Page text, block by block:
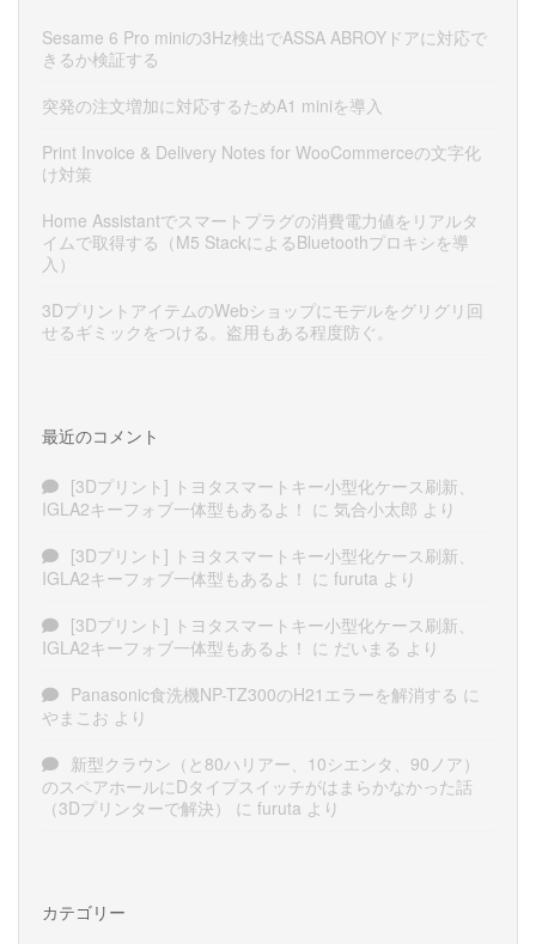
Sesame 6 Pro miniの3Hz検出でASSA ABROYドアに対応で
きるか検証する
突発の注文増加に対応するためA1 miniを導入
Print Invoice & Delivery Notes for WooCommerceの文字化
け対策
Home Assistantでスマートプラグの消費電力値をリアルタ
イムで取得する（M5 StackによるBluetoothプロキシを導
入）
3DプリントアイテムのWebショップにモデルをグリグリ回
せるギミックをつける。盗用もある程度防ぐ。
最近のコメント
[3Dプリント] トヨタスマートキー小型化ケース刷新、
IGLA2キーフォブ一体型もあるよ！ に 気合小太郎 より
[3Dプリント] トヨタスマートキー小型化ケース刷新、
IGLA2キーフォブ一体型もあるよ！ に furuta より
[3Dプリント] トヨタスマートキー小型化ケース刷新、
IGLA2キーフォブ一体型もあるよ！ に だいまる より
Panasonic食洗機NP-TZ300のH21エラーを解消する に
やまこお より
新型クラウン（と80ハリアー、10シエンタ、90ノア）
のスペアホールにDタイプスイッチがはまらかなかった話
（3Dプリンターで解決）
に furuta より
カテゴリー